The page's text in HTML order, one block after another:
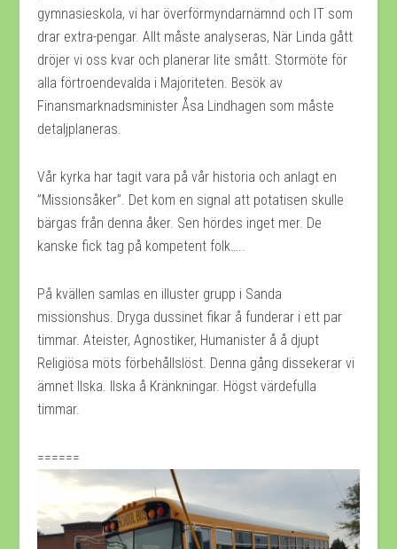
gymnasieskola, vi har överförmyndarnämnd och IT som
drar extra-pengar. Allt måste analyseras, När Linda gått
dröjer vi oss kvar och planerar lite smått. Stormöte för
alla förtroendevalda i Majoriteten. Besök av
Finansmarknadsminister Åsa Lindhagen som måste
detaljplaneras.
Vår kyrka har tagit vara på vår historia och anlagt en
”Missionsåker”. Det kom en signal att potatisen skulle
bärgas från denna åker. Sen hördes inget mer. De
kanske fick tag på kompetent folk…..
På kvällen samlas en illuster grupp i Sanda
missionshus. Dryga dussinet fikar å funderar i ett par
timmar. Ateister, Agnostiker, Humanister å å djupt
Religiösa möts förbehållslöst. Denna gång dissekerar vi
ämnet Ilska. Ilska å Kränkningar. Högst värdefulla
timmar.
======